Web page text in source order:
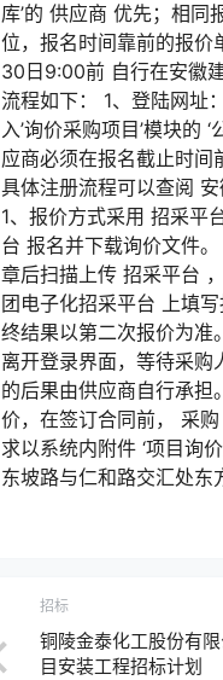
库’的 供应商 优先；相同
位，报名时间靠前的报价
30日9:00前 自行在安徽
流程如下： 1、登陆网
入’询价采购项目’模块的
应商必须在报名截止时间
具体注册流程可以查阅
1、报价方式采用 招采平
台 报名并下载询价文件
章后扫描上传 招采平台
团电子化招采平台 上填
终结果以第二次报价为准
离开登录界面，等待采
的后果由供应商自行承担
价，在签订合同前， 采
求以系统内附件 ‘项目询
东坡路与仁和路交汇处
招标
铜陵金泰化工股份有
目安装工程招标计划